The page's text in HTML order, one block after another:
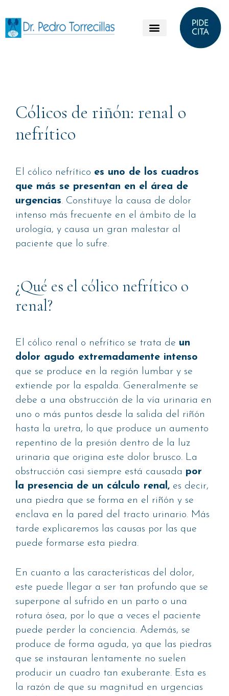
Cólicos de riñón: renal o
nefrítico
El cólico nefrítico es uno de los cuadros
que más se presentan en el área de
urgencias. Constituye la causa de dolor
intenso más frecuente en el ámbito de la
urología, y causa un gran malestar al
paciente que lo sufre.
¿Qué es el cólico nefrítico o
renal?
El cólico renal o nefrítico se trata de un
dolor agudo extremadamente intenso
que se produce en la región lumbar y se
extiende por la espalda. Generalmente se
debe a una obstrucción de la vía urinaria en
uno o más puntos desde la salida del riñón
hasta la uretra, lo que produce un aumento
repentino de la presión dentro de la luz
urinaria que origina este dolor brusco. La
obstrucción casi siempre está causada por
la presencia de un cálculo renal, es decir,
una piedra que se forma en el riñón y se
enclava en la pared del tracto urinario. Más
tarde explicaremos las causas por las que
puede formarse esta piedra.
En cuanto a las características del dolor,
este puede llegar a ser tan profundo que se
superpone al sufrido en un parto o una
rotura ósea, por lo que a veces el paciente
puede perder la conciencia. Además, se
produce de forma aguda, ya que las piedras
que se instauran lentamente no suelen
producir un cuadro tan exuberante. Esta es
la razón de que su magnitud en urgencias